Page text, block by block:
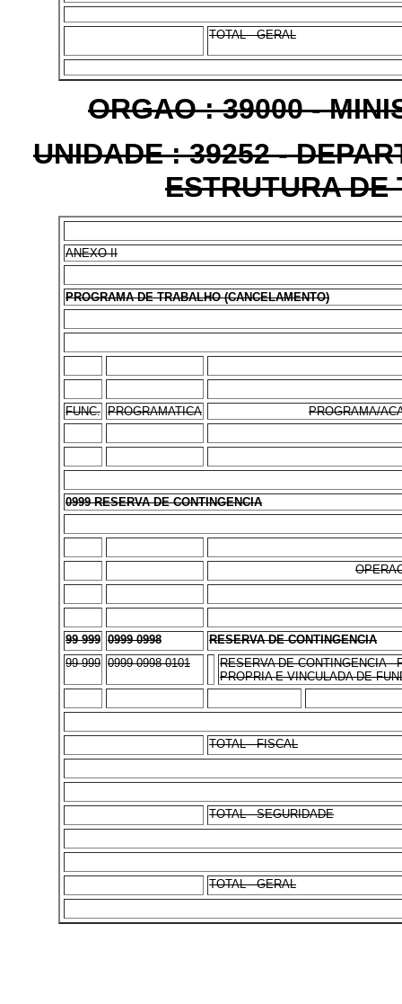
TOTAL - GERAL
ORGAO : 39000 -
UNIDADE : 39252 -
ESTRUTURA
ANEXO II
PROGRAMA DE TRABALHO (CANCELAMENTO)
FUNC. PROGRAMATICA PROGRAMA/
0999 RESERVA DE CONTINGENCIA
99 999 0999 0998
RESERVA DE CONTINGENCIA
99 999 0999 0998 0101
RESERVA DE CONTINGENCIA -
PROPRIA E VINCULADA DE
TOTAL - FISCAL
TOTAL - SEGURIDADE
TOTAL - GERAL